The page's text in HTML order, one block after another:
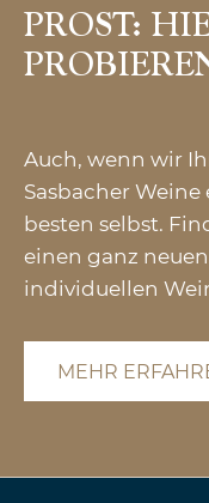
PROST:
Auch, wenn wir
Sasbacher
besten selbst.
einen ganz
individuellen
MEHR